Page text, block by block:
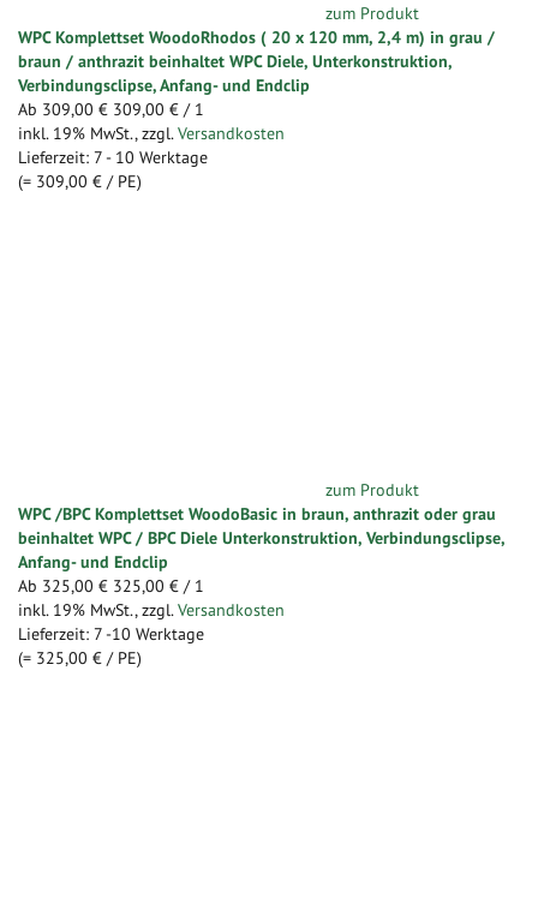
zum Produkt
WPC Komplettset WoodoRhodos ( 20 x 120 mm, 2,4 m) in grau /
braun / anthrazit beinhaltet WPC Diele, Unterkonstruktion,
Verbindungsclipse, Anfang- und Endclip
Ab 309,00 € 309,00 € / 1
inkl. 19% MwSt., zzgl. Versandkosten
Lieferzeit: 7 - 10 Werktage
(= 309,00 € / PE)
zum Produkt
WPC /BPC Komplettset WoodoBasic in braun, anthrazit oder grau
beinhaltet WPC / BPC Diele Unterkonstruktion, Verbindungsclipse,
Anfang- und Endclip
Ab 325,00 € 325,00 € / 1
inkl. 19% MwSt., zzgl. Versandkosten
Lieferzeit: 7 -10 Werktage
(= 325,00 € / PE)